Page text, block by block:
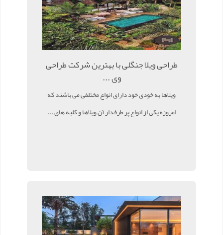
طراحی ویلا جنگلی با بهترین شرکت طراحی
وی ...
ویلاها به خودی خود دارای انواع مختلفی می باشند که
امروزه یکی از انواع پر طرفدار آن ویلاها و کلبه های ...